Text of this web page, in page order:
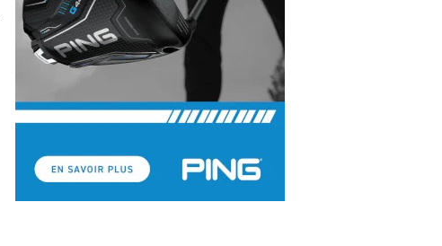
Debout en Bouts prolonge la Fashion Week à
Roland-Garros
Chypre